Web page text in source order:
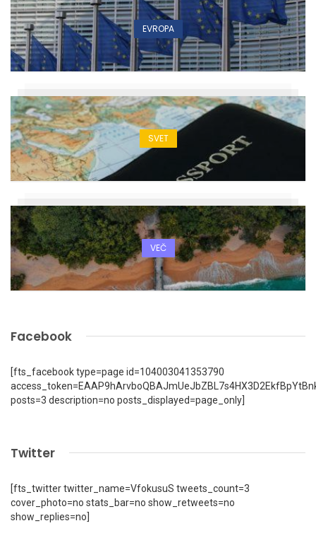
EVROPA
SVET
VEČ
Facebook
[fts_facebook type=page id=104003041353790
posts=3 description=no posts_displayed=page_only]
Twitter
[fts_twitter twitter_name=VfokusuS tweets_count=3
cover_photo=no stats_bar=no show_retweets=no
show_replies=no]